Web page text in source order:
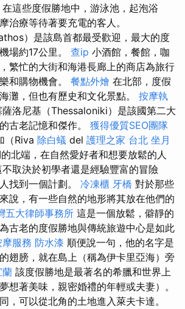
在這些度假勝地中，游泳池，起泡浴
治療等待著要充電的客人。
）是該島首都最受歡迎，最大的度
場約17公里。 查ip 小酒館，餐館，咖
繁忙的大街和海港長廊上的商店為旅行
和購物機會。 餐點外燴 在北部，度假
灘，但也有歷史和文化景點。 按摩執
洛尼基（Thessaloniki）是該國第二大
古老記憶和傑作。 獲得優質SEO團隊
（Riva 除白蟻 del 護理之家 台北 坐月
北端，在自然愛好者和想要放鬆的人
取決於初學者還是經驗豐富的冒險
找到一個計劃。 冷凍櫃 牙橋 對於那些
說，有一些自然的地形將其放在他們的
五大律師事務所 這是一個放鬆，僻靜的
古老的度假勝地與傳統旅遊中心是如此
服務 防水漆 順便說一句，他的名字是
翅膀，就在島上（稱為伊卡里亞海）旁
蘭 該度假勝地是最著名的希臘和世界上
想著美味，親密婚禮的年輕或夫妻）。
，可以從北角的土地進入萊夫卡達。